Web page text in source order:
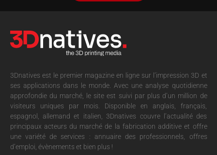
3Dnatives est le premier magazine en ligne sur l’impression 3D et
ses applications dans le monde. Avec une analyse quotidienne
approfondie du marché, le site est suivi par plus d’un million de
visiteurs uniques par mois. Disponible en anglais, français,
espagnol, allemand et italien, 3Dnatives couvre l’actualité des
principaux acteurs du marché de la fabrication additive et offre
une variété de services : annuaire des professionnels, offres
d’emploi, évènements et bien plus !